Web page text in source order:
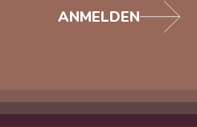
ANMELDEN